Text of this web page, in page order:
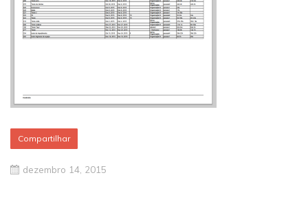
Compartilhar
dezembro 14, 2015